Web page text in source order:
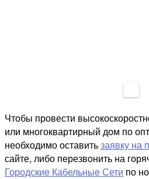
Чтобы провести
или многоквартирный дом по
необходимо оставитьзаявку на
сайте, либо перезвонить на
Городские Кабельные Сети по